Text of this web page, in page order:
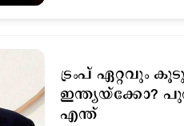
ട്രംപ് ഏറ്റവും
ഇന്ത്യയ്ക്കോ?
എന്ത്